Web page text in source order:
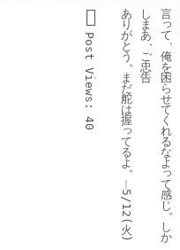
言
っ
て、
俺
を
困
ら
せ
て
く
れ
る
な
よ
っ
て
感
じ。
し
か
し
ま
あ、
ご
忠
告
あ
り
が
と
う。
ま
だ
舵
は
握
っ
て
る
よ。
︱
5/12(
火
)
Post
Views:
40